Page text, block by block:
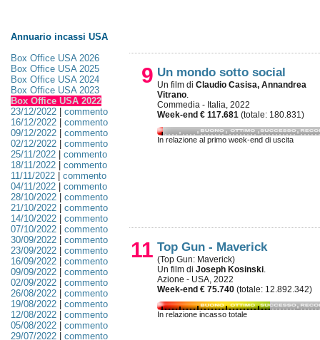
Annuario incassi USA
Box Office USA 2026
Box Office USA 2025
Box Office USA 2024
Box Office USA 2023
Box Office USA 2022
23/12/2022| commento
16/12/2022| commento
09/12/2022| commento
02/12/2022| commento
25/11/2022| commento
18/11/2022| commento
11/11/2022| commento
04/11/2022| commento
28/10/2022| commento
21/10/2022| commento
14/10/2022| commento
07/10/2022| commento
30/09/2022| commento
23/09/2022| commento
16/09/2022| commento
09/09/2022| commento
02/09/2022| commento
26/08/2022| commento
19/08/2022| commento
12/08/2022| commento
05/08/2022| commento
29/07/2022| commento
9 Un mondo sotto social
Un film diClaudio Casisa, Annandrea
Vitrano.
Commedia - Italia, 2022
Week-end € 117.681 (totale: 180.831)
In relazione al primo week-end di uscita
11 Top Gun - Maverick
(Top Gun: Maverick)
Un film diJoseph Kosinski.
Azione - USA, 2022
Week-end € 75.740 (totale: 12.892.342)
In relazione incasso totale